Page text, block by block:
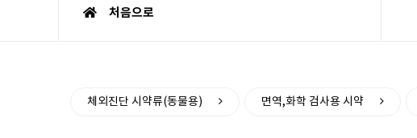
처음으로
체외진단 시약류(동물용) 면역,화학 검사용 시약